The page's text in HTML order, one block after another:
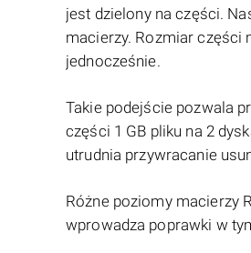
jest dzielony na części.
macierzy. Rozmiar części
jednocześnie.
Takie podejście pozwala
części 1 GB pliku na 2
utrudnia przywracanie
Różne poziomy macierzy
wprowadza poprawki w